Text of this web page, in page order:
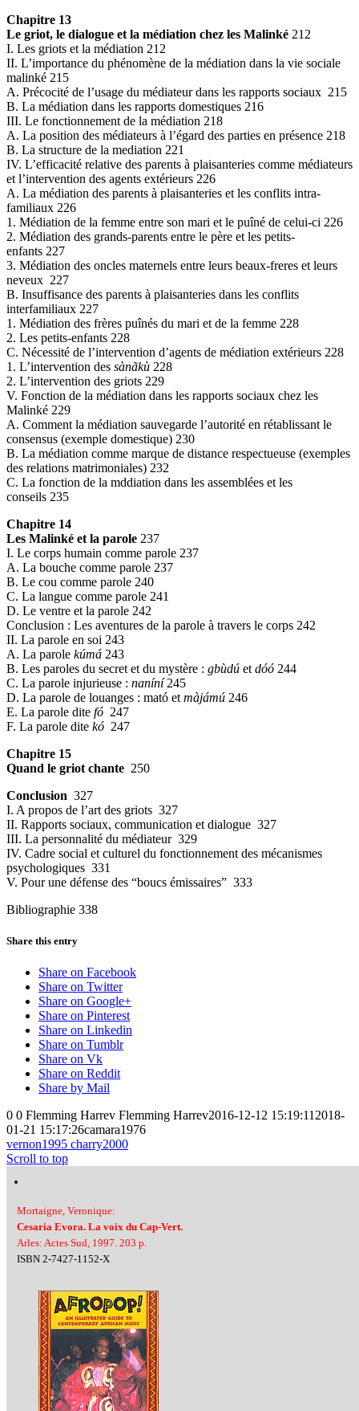
Chapitre 13
Le griot, le dialogue et la médiation chez les Malinké 212
I. Les griots et la médiation 212
II. L’importance du phénomène de la médiation dans la vie sociale
malinké 215
A. Précocité de l’usage du médiateur dans les rapports sociaux 215
B. La médiation dans les rapports domestiques 216
III. Le fonctionnement de la médiation 218
A. La position des médiateurs à l’égard des parties en présence 218
B. La structure de la mediation 221
IV. L’efficacité relative des parents à plaisanteries comme médiateurs
et l’intervention des agents extérieurs 226
A. La médiation des parents à plaisanteries et les conflits intra-
familiaux 226
1. Médiation de la femme entre son mari et le puîné de celui-ci 226
2. Médiation des grands-parents entre le père et les petits-
enfants 227
3. Médiation des oncles maternels entre leurs beaux-freres et leurs
neveux 227
B. Insuffisance des parents à plaisanteries dans les conflits
interfamiliaux 227
1. Médiation des frères puînés du mari et de la femme 228
2. Les petits-enfants 228
C. Nécessité de l’intervention d’agents de médiation extérieurs 228
1. L’intervention des sànãkù 228
2. L’intervention des griots 229
V. Fonction de la médiation dans les rapports sociaux chez les
Malinké 229
A. Comment la médiation sauvegarde l’autorité en rétablissant le
consensus (exemple domestique) 230
B. La médiation comme marque de distance respectueuse (exemples
des relations matrimoniales) 232
C. La fonction de la mddiation dans les assemblées et les
conseils 235
Chapitre 14
Les Malinké et la parole 237
I. Le corps humain comme parole 237
A. La bouche comme parole 237
B. Le cou comme parole 240
C. La langue comme parole 241
D. Le ventre et la parole 242
Conclusion : Les aventures de la parole à travers le corps 242
II. La parole en soi 243
A. La parole kúmá 243
B. Les paroles du secret et du mystère : gbùdú et dóó 244
C. La parole injurieuse : naníní245
D. La parole de louanges : mató et màjámú 246
E. La parole dite fó 247
F. La parole dite kó 247
Chapitre 15
Quand le griot chante 250
Conclusion 327
I. A propos de l’art des griots 327
II. Rapports sociaux, communication et dialogue 327
III. La personnalité du médiateur 329
IV. Cadre social et culturel du fonctionnement des mécanismes
psychologiques 331
V. Pour une défense des “boucs émissaires” 333
Bibliographie 338
Share this entry
Share on Facebook
Share on Twitter
Share on Google+
Share on Pinterest
Share on Linkedin
Share on Tumblr
Share on Vk
Share on Reddit
Share by Mail
0 0 Flemming Harrev Flemming Harrev2016-12-12 15:19:11 2018-
01-21 15:17:26camara1976
vernon1995 charry2000
Scroll to top
Mortaigne, Veronique:
Cesaria Evora. La voix du Cap-Vert.
Arles: Actes Sud, 1997. 203 p.
ISBN 2-7427-1152-X